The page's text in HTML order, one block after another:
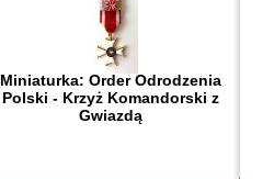
Miniaturka: Order Odrodzenia
Polski - Krzyż Komandorski z
Gwiazdą